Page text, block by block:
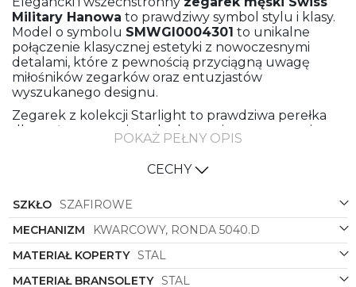
Military Hanowa to prawdziwy symbol stylu i klasy.
Model o symbolu SMWGI0004301 to unikalne
połączenie klasycznej estetyki z nowoczesnymi
detalami, które z pewnością przyciągną uwagę
miłośników zegarków oraz entuzjastów
wyszukanego designu.
Zegarek z kolekcji Starlight to prawdziwa perełka
dla mężczyzn ceniących elegancję oraz precyzję
wykonania. Wykonany ze stali bransolety oraz
koperty, prezentuje się niezwykle luksusowo, a
jednocześnie jest solidny i trwały, gwarantując
Klasyczny kształt kwadratowej koperty dodaje
zegarkowi indywidualnego charakteru,
podkreślając jego wyjątkowość i wyrafinowany styl.
Kolorystyka w odcieniach stalowego oraz czarnego
doskonale komponuje się ze sobą, tworząc
POKAŻ PEŁNY OPIS
CECHY
SZKŁO SZAFIROWE
MECHANIZM
KWARCOWY, RONDA 5040.D
MATERIAŁ KOPERTY STAL
MATERIAŁ BRANSOLETY STAL